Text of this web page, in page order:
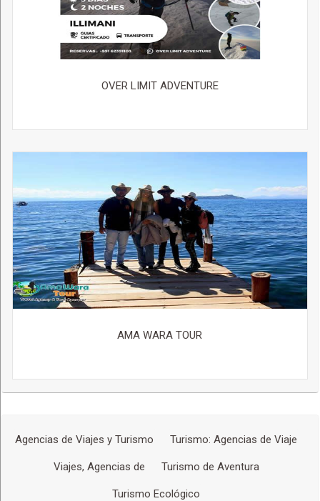
OVER LIMIT ADVENTURE
AMA WARA TOUR
Agencias de Viajes y Turismo Turismo: Agencias de Viaje
Viajes, Agencias de Turismo de Aventura
Turismo Ecológico